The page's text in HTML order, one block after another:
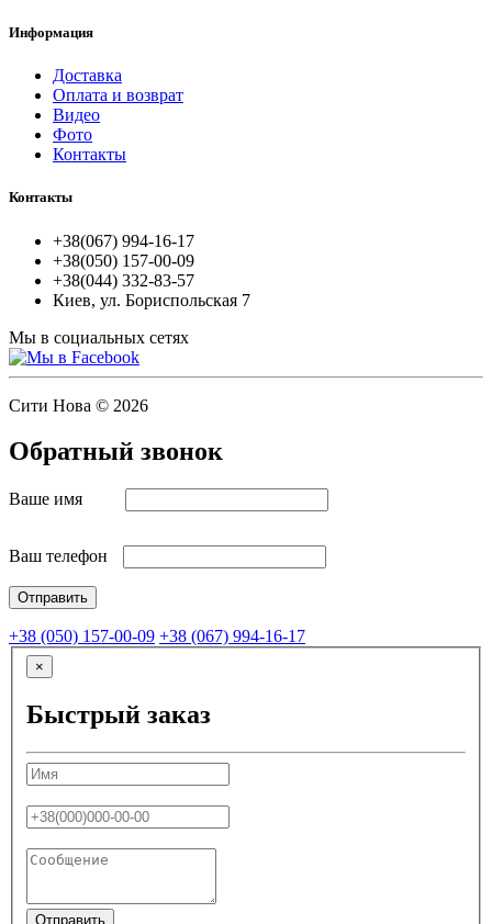
Информация
Доставка
Оплата и возврат
Видео
Фото
Контакты
Контакты
+38(067) 994-16-17
+38(050) 157-00-09
+38(044) 332-83-57
Киев, ул. Бориспольская 7
Мы в социальных сетях
Сити Нова © 2026
Обратный звонок
Ваше имя
Ваш телефон
+38 (050) 157-00-09 +38 (067) 994-16-17
×
Быстрый заказ
Отправить